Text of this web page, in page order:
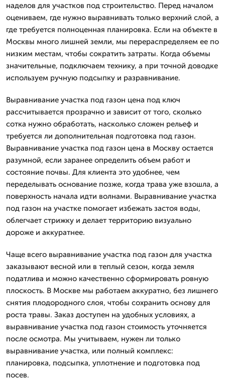
наделов для участков под строительство. Перед началом
оцениваем, где нужно выравнивать только верхний слой, а
где требуется полноценная планировка. Если на объекте в
Москвы много лишней земли, мы перераспределяем ее по
низким местам, чтобы сократить затраты. Когда объемы
значительные, подключаем технику, а при точной доводке
используем ручную подсыпку и разравнивание.
Выравнивание участка под газон цена под ключ
рассчитывается прозрачно и зависит от того, сколько
сотка нужно обработать, насколько сложен рельеф и
требуется ли дополнительная подготовка под газон.
Выравнивание участка под газон цена в Москву остается
разумной, если заранее определить объем работ и
состояние почвы. Для клиента это удобнее, чем
переделывать основание позже, когда трава уже взошла, а
поверхность начала идти волнами. Выравнивание участка
под газон на участке помогает избежать застоя воды,
облегчает стрижку и делает территорию визуально
дороже и аккуратнее.
Чаще всего выравнивание участка под газон для участка
заказывают весной или в теплый сезон, когда земля
податлива и можно качественно сформировать ровную
плоскость. В Москве мы работаем аккуратно, без лишнего
снятия плодородного слоя, чтобы сохранить основу для
роста травы. Заказ доступен на удобных условиях, а
выравнивание участка под газон стоимость уточняется
после осмотра. Мы учитываем, нужен ли только
выравнивание участка, или полный комплекс:
планировка, подсыпка, уплотнение и подготовка под
посев.